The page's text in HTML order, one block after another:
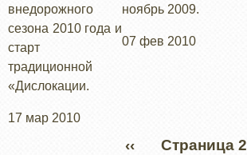
внедорожного
сезона 2010 года и
старт
традиционной
«Дислокации.
17 мар 2010
ноябрь 2009.
07 фев 2010
ПРЕДЫДУЩАЯ
‹‹ Страница 2